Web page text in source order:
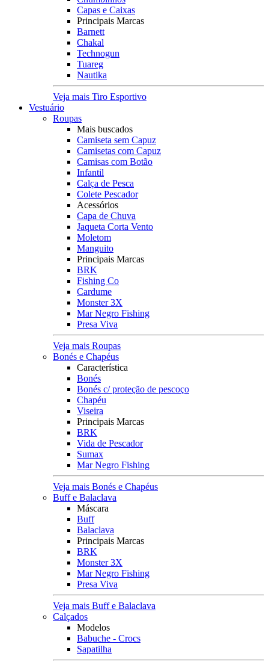
Capas e Caixas
Principais Marcas
Barnett
Chakal
Technogun
Tuareg
Nautika
Veja mais Tiro Esportivo
Vestuário
Roupas
Mais buscados
Camiseta sem Capuz
Camisetas com Capuz
Camisas com Botão
Infantil
Calça de Pesca
Colete Pescador
Acessórios
Capa de Chuva
Jaqueta Corta Vento
Moletom
Manguito
Principais Marcas
BRK
Fishing Co
Cardume
Monster 3X
Mar Negro Fishing
Presa Viva
Veja mais Roupas
Bonés e Chapéus
Característica
Bonés
Bonés c/ proteção de pescoço
Chapéu
Viseira
Principais Marcas
BRK
Vida de Pescador
Sumax
Mar Negro Fishing
Veja mais Bonés e Chapéus
Buff e Balaclava
Máscara
Buff
Balaclava
Principais Marcas
BRK
Monster 3X
Mar Negro Fishing
Presa Viva
Veja mais Buff e Balaclava
Calçados
Modelos
Babuche - Crocs
Sapatilha